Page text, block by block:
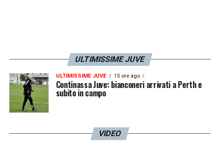
ULTIMISSIME JUVE
ULTIMISSIME JUVE 15 ore ago
Continassa Juve: bianconeri arrivati a Perth e
subito in campo
VIDEO